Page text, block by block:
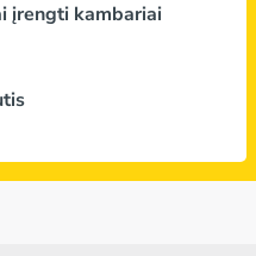
įrengti kambariai